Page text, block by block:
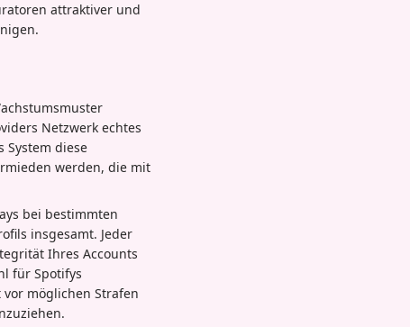
attraktiver und
Netzwerk echtes
System diese
werden, die mit
bei bestimmten
insgesamt. Jeder
Ihres Accounts
für Spotifys
möglichen Strafen